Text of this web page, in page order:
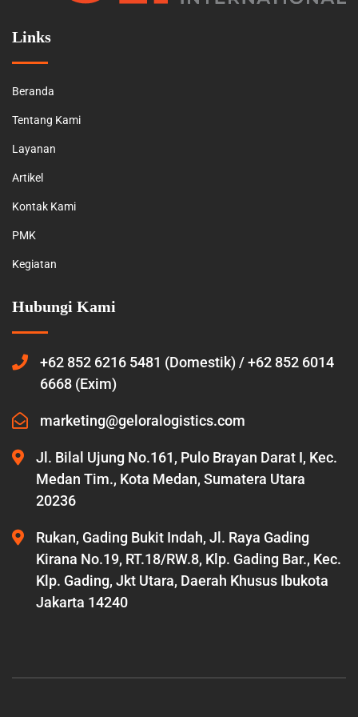
Links
Beranda
Tentang Kami
Layanan
Artikel
Kontak Kami
PMK
Kegiatan
Hubungi Kami
+62 852 6216 5481 (Domestik) / +62 852 6014
6668 (Exim)
marketing@geloralogistics.com
Jl. Bilal Ujung No.161, Pulo Brayan Darat I, Kec.
Medan Tim., Kota Medan, Sumatera Utara
20236
Rukan, Gading Bukit Indah, Jl. Raya Gading
Kirana No.19, RT.18/RW.8, Klp. Gading Bar., Kec.
Klp. Gading, Jkt Utara, Daerah Khusus Ibukota
Jakarta 14240